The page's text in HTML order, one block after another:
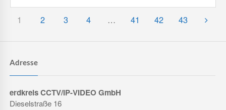
1 2 3 4 … 41 42 43
Adresse
erdkreis CCTV/IP-VIDEO GmbH
Dieselstraße 16